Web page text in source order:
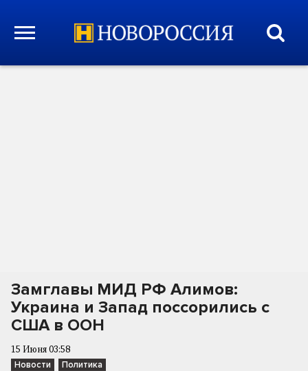
Замглавы МИД РФ Алимов:
Украина и Запад поссорились с
США в ООН
15 Июня 03:58
Новости Политика